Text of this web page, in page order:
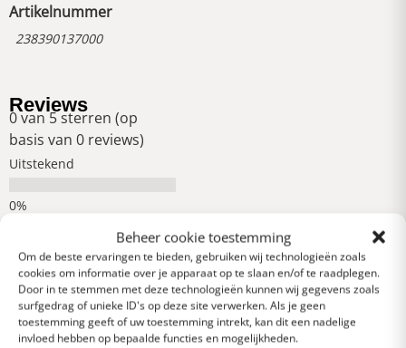
Beheer cookie toestemming
Om de beste ervaringen te bieden, gebruiken wij technologieën zoals
cookies om informatie over je apparaat op te slaan en/of te raadplegen.
Door in te stemmen met deze technologieën kunnen wij gegevens zoals
surfgedrag of unieke ID's op deze site verwerken. Als je geen
toestemming geeft of uw toestemming intrekt, kan dit een nadelige
invloed hebben op bepaalde functies en mogelijkheden.
Artikelnummer
238390137000
Reviews
0 van 5 sterren (op
basis van 0 reviews)
Uitstekend
Gemiddeld